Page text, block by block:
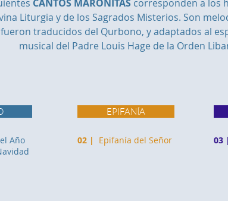
CANTOS MARONITAS corresponden a los
Liturgia y de los Sagrados Misterios. Son
traducidos del Qurbono, y adaptados al
musical del Padre Louis Hage de la Orden
Año
EPIFANÍA
02 | Epifanía del Señor 03 |